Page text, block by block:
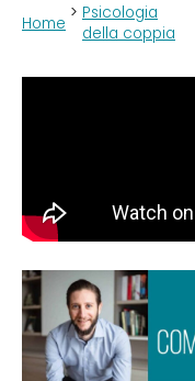
Home > Psicologia
della coppia